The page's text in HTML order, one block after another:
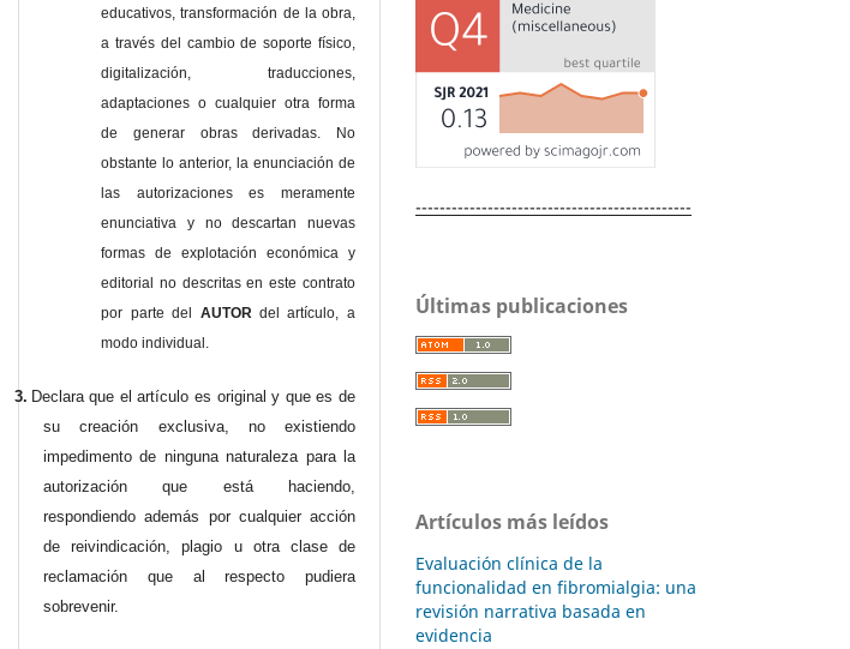
educativos, transformación de la obra,
a través del cambio de soporte físico,
digitalización, traducciones,
adaptaciones o cualquier otra forma
de generar obras derivadas. No
obstante lo anterior, la enunciación de
las autorizaciones es meramente
enunciativa y no descartan nuevas
formas de explotación económica y
editorial no descritas en este contrato
por parte del AUTOR del artículo, a
modo individual.
3. Declara que el artículo es original y que es de
su creación exclusiva, no existiendo
impedimento de ninguna naturaleza para la
autorización que está haciendo,
respondiendo además por cualquier acción
de reivindicación, plagio u otra clase de
reclamación que al respecto pudiera
sobrevenir.
----------------------------------------------
Últimas publicaciones
Artículos más leídos
Evaluación clínica de la
funcionalidad en fibromialgia: una
revisión narrativa basada en
evidencia